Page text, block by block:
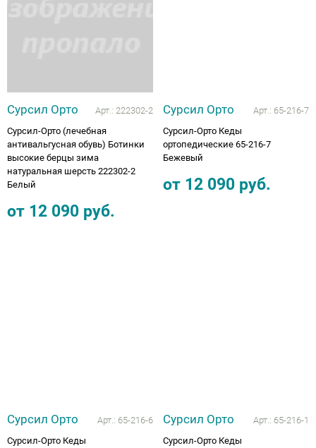
Сурсил Орто Арт.: 222302-2
Сурсил-Орто (лечебная
антивальгусная обувь) Ботинки
высокие берцы зима
натуральная шерсть 222302-2
Белый
от 12 090 руб.
Сурсил Орто Арт.: 65-216-7
Сурсил-Орто Кеды
ортопедические 65-216-7
Бежевый
от 12 090 руб.
Сурсил Орто Арт.: 65-216-6
Сурсил-Орто Кеды
Сурсил Орто Арт.: 65-216-1
Сурсил-Орто Кеды